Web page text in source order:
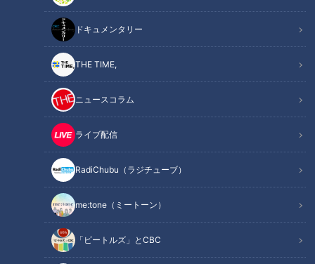
ドキュメンタリー
THE TIME,
ニュースコラム
ライブ配信
RadiChubu（ラジチューブ）
me:tone（ミートーン）
「ビートルズ」とCBC
記事に戻る
この記事を見たあなたへのおすすめ
「猫背」あなたはどのタイ
プ？…簡単猫背タイプチェッ
ク！タイプ別“猫背”の原因＆改
「胃」の健康知識を総チェック